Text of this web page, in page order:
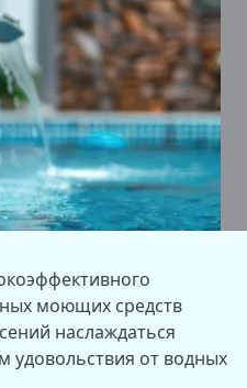
моющих средств
наслаждаться
от водных